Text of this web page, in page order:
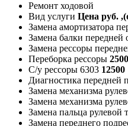
Ремонт ходовой
Вид услуги Цена руб.
Замена амортизатора
Замена балки передней
Замена рессоры
Переборка рессоры 2500
С/у рессоры 6303 12500
Диагностика передней
Замена механизма
Замена механизма
Замена пальца рулевой
Замена переднего